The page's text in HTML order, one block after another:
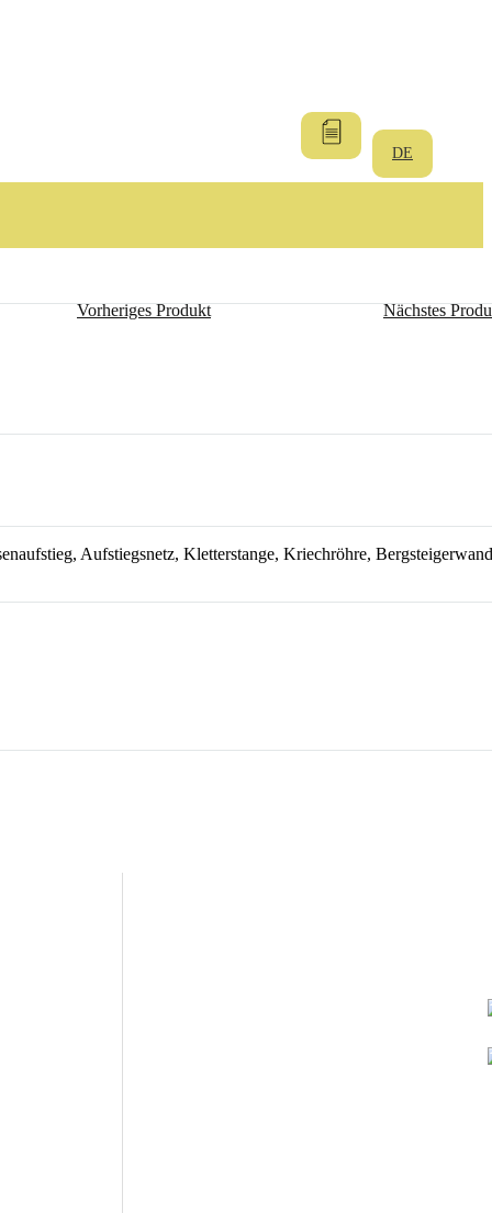
DE
Vorheriges Produkt
Nächstes
Aufstiegsnetz, Kletterstange, Kriechröhre, Bergsteigerwand